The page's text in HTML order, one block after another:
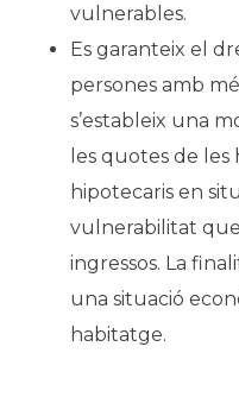
vulnerables.
Es garanteix el
persones amb
s’estableix una
les quotes de
hipotecaris en
vulnerabilitat
ingressos. La
una situació
habitatge.